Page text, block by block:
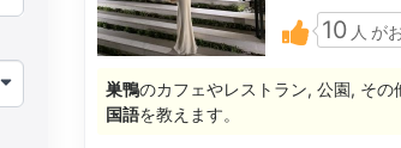
10 人 が
巣鴨のカフェやレストラン, 公園, その
国語を教えます。